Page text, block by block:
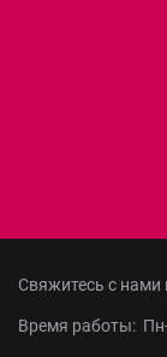
Свяжитесь с нами
Время работы: